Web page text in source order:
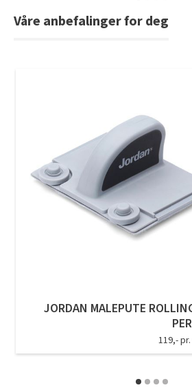
Våre anbefalinger for deg
JORDAN MALEPUTE
119,-